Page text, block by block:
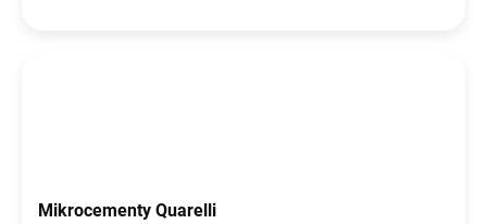
Mikrocementy Quarelli